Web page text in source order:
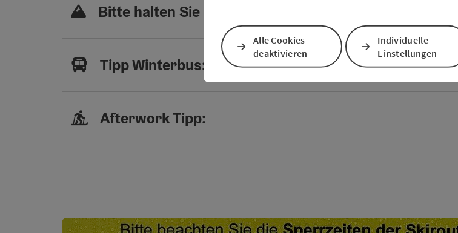
Bitte halten Sie sich an folgende Regeln:
Tipp Winterbus:
Afterwork Tipp:
Alle Cookies
deaktivieren
Individuelle
Einstellungen